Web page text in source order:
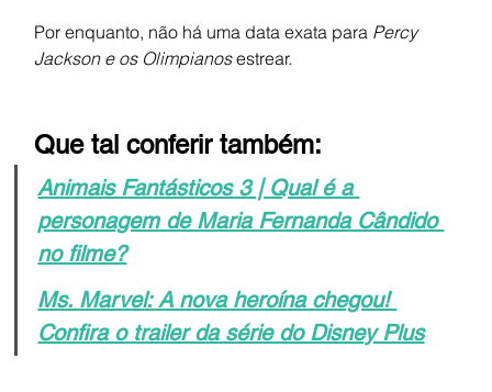
Por enquanto, não há uma data exata para Percy
Jackson e os Olimpianos estrear.
Que tal conferir também:
Animais Fantásticos 3 | Qual é a
personagem de Maria Fernanda Cândido
no filme?
Ms. Marvel: A nova heroína chegou!
Confira o trailer da série do Disney Plus